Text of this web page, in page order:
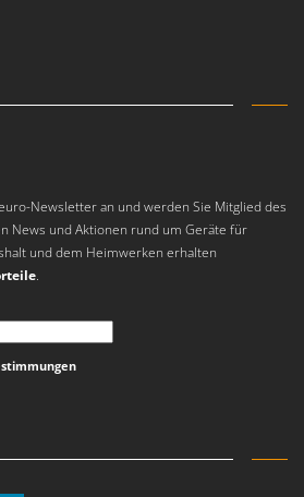
Newsletter an und werden Sie Mitglied des
News und Aktionen rund um Geräte für
und dem Heimwerken erhalten
.